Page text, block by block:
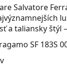
Salvatore
a taliansky štýl
SF 183S